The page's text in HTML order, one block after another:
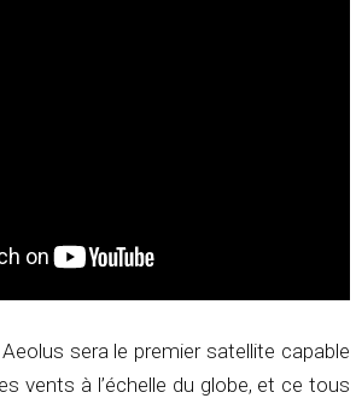
sera le premier satellite capable
vents à l’échelle du globe, et ce tous